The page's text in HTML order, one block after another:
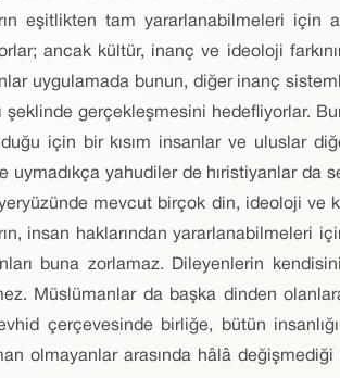
eşitlikten tam yararlanabilmeleri için
ancak kültür, inanç ve ideoloji
uygulamada bunun, diğer inanç
şeklinde gerçekleşmesini hedefliyorlar.
için bir kısım insanlar ve uluslar
uymadıkça yahudiler de hıristiyanlar da
mevcut birçok din, ideoloji ve
insan haklarından yararlanabilmeleri
buna zorlamaz. Dileyenlerin
Müslümanlar da başka dinden
çerçevesinde birliğe, bütün
olmayanlar arasında hâlâ